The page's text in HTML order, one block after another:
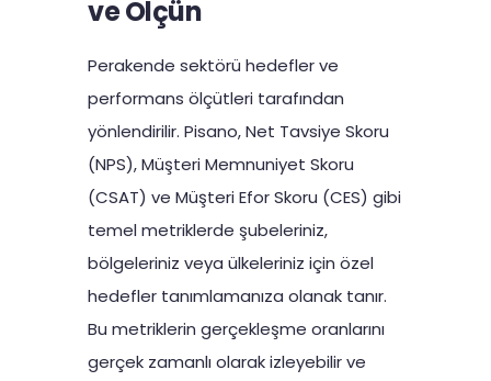
ve Ölçün
Perakende sektörü hedefler ve
performans ölçütleri tarafından
yönlendirilir. Pisano, Net Tavsiye Skoru
(NPS), Müşteri Memnuniyet Skoru
(CSAT) ve Müşteri Efor Skoru (CES) gibi
temel metriklerde şubeleriniz,
bölgeleriniz veya ülkeleriniz için özel
hedefler tanımlamanıza olanak tanır.
Bu metriklerin gerçekleşme oranlarını
gerçek zamanlı olarak izleyebilir ve